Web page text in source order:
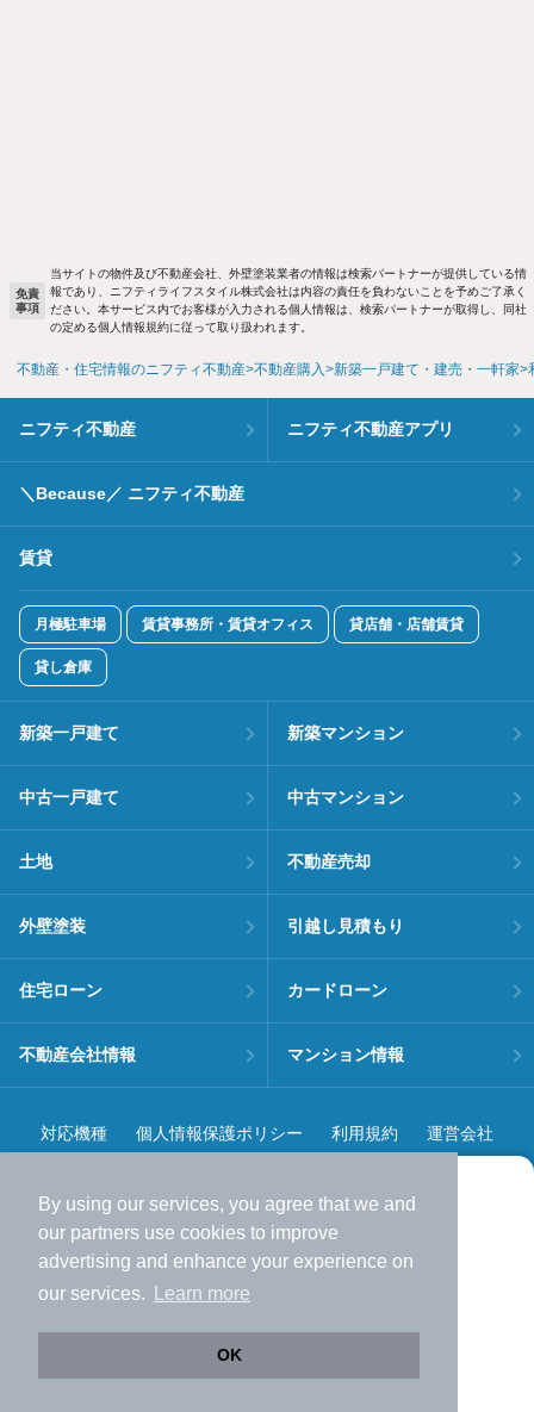
By using our services, you agree that we and
our partners use cookies to improve
advertising and enhance your experience on
our services.
Learn more
OK
より使いやすくなった
アプリで物件探ししませんか？
サクサク動く地図で物件検索
免責
事項
当サイトの物件及び不動産会社、外壁塗装業者の情報は検索パートナーが提供している情
報であり、ニフティライフスタイル株式会社は内容の責任を負わないことを予めご了承く
ださい。本サービス内でお客様が入力される個人情報は、検索パートナーが取得し、同社
の定める個人情報規約に従って取り扱われます。
不動産・住宅情報のニフティ不動産 不動産購入 新築一戸建て・建売・一軒家
ニフティ不動産 ニフティ不動産アプリ
＼Because／ ニフティ不動産
賃貸
月極駐車場 賃貸事務所・賃貸オフィス 貸店舗・店舗賃貸
貸し倉庫
新築一戸建て 新築マンション
中古一戸建て 中古マンション
土地 不動産売却
外壁塗装 引越し見積もり
住宅ローン カードローン
不動産会社情報 マンション情報
対応機種 個人情報保護ポリシー 利用規約 運営会社
©NIFTY Lifestyle Co., Ltd.